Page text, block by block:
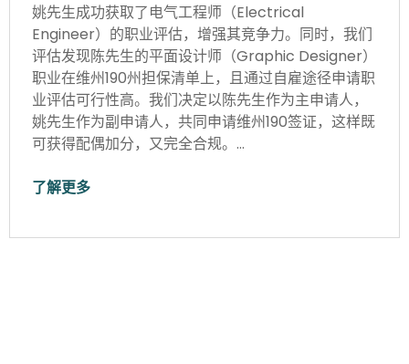
姚先生成功获取了电气工程师（Electrical
Engineer）的职业评估，增强其竞争力。同时，我们
评估发现陈先生的平面设计师（Graphic Designer）
职业在维州190州担保清单上，且通过自雇途径申请职
业评估可行性高。我们决定以陈先生作为主申请人，
姚先生作为副申请人，共同申请维州190签证，这样既
可获得配偶加分，又完全合规。…
了解更多